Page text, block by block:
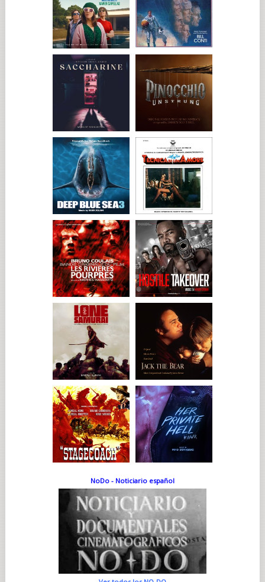
NoDo - Noticiario español